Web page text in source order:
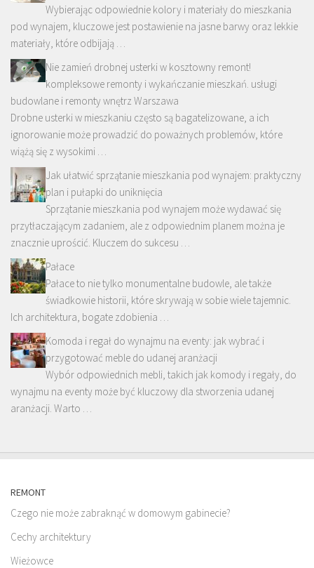
Wybierając odpowiednie kolory i materiały do mieszkania
pod wynajem, kluczowe jest postawienie na jasne barwy oraz lekkie
materiały, które odbijają …
Nie zamień drobnej usterki w kosztowny remont!
kompleksowe remonty i wykańczanie mieszkań. usługi
budowlane i remonty wnętrz Warszawa
Drobne usterki w mieszkaniu często są bagatelizowane, a ich
ignorowanie może prowadzić do poważnych problemów, które
wiążą się z wysokimi …
Jak ułatwić sprzątanie mieszkania pod wynajem: praktyczny
plan i pułapki do uniknięcia
Sprzątanie mieszkania pod wynajem może wydawać się
przytłaczającym zadaniem, ale z odpowiednim planem można je
znacznie uprościć. Kluczem do sukcesu …
Pałace
Pałace to nie tylko monumentalne budowle, ale także
świadkowie historii, które skrywają w sobie wiele tajemnic.
Ich architektura, bogate zdobienia …
Komoda i regał do wynajmu na eventy: jak wybrać i
przygotować meble do udanej aranżacji
Wybór odpowiednich mebli, takich jak komody i regały, do
wynajmu na eventy może być kluczowy dla stworzenia udanej
aranżacji. Warto …
REMONT
Czego nie może zabraknąć w domowym gabinecie?
Cechy architektury
Wieżowce